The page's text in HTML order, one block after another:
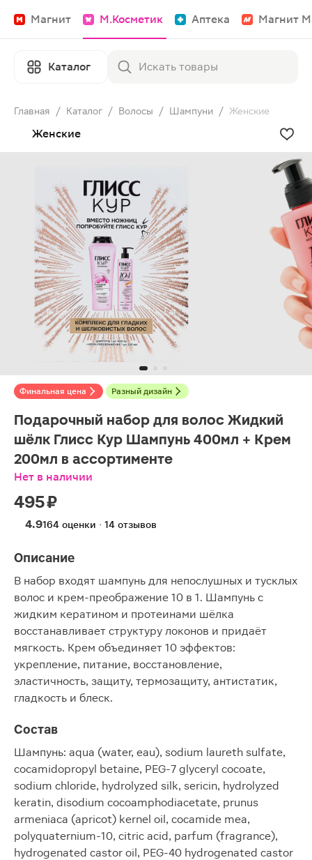
Магнит М.Косметик Аптека Магнит
Каталог
Главная / Каталог / Волосы / Шампуни / Женские
Женские
Финальная цена Разный дизайн
Подарочный набор для волос Жидкий
шёлк Глисс Кур Шампунь 400мл + Крем
200мл в ассортименте
Нет в наличии
495 ₽
4.9164 оценки · 14 отзывов
Описание
В набор входят шампунь для непослушных и тусклых
волос и крем-преображение 10 в 1. Шампунь с
жидким кератином и протеинами шёлка
восстанавливает структуру локонов и придаёт
мягкость. Крем объединяет 10 эффектов:
укрепление, питание, восстановление,
эластичность, защиту, термозащиту, антистатик,
гладкость и блеск.
Состав
Шампунь: aqua (water, eau), sodium laureth sulfate,
cocamidopropyl betaine, PEG-7 glyceryl cocoate,
sodium chloride, hydrolyzed silk, sericin, hydrolyzed
keratin, disodium cocoamphodiacetate, prunus
armeniaca (apricot) kernel oil, cocamide mea,
polyquaternium-10, citric acid, parfum (fragrance),
hydrogenated castor oil, PEG-40 hydrogenated castor